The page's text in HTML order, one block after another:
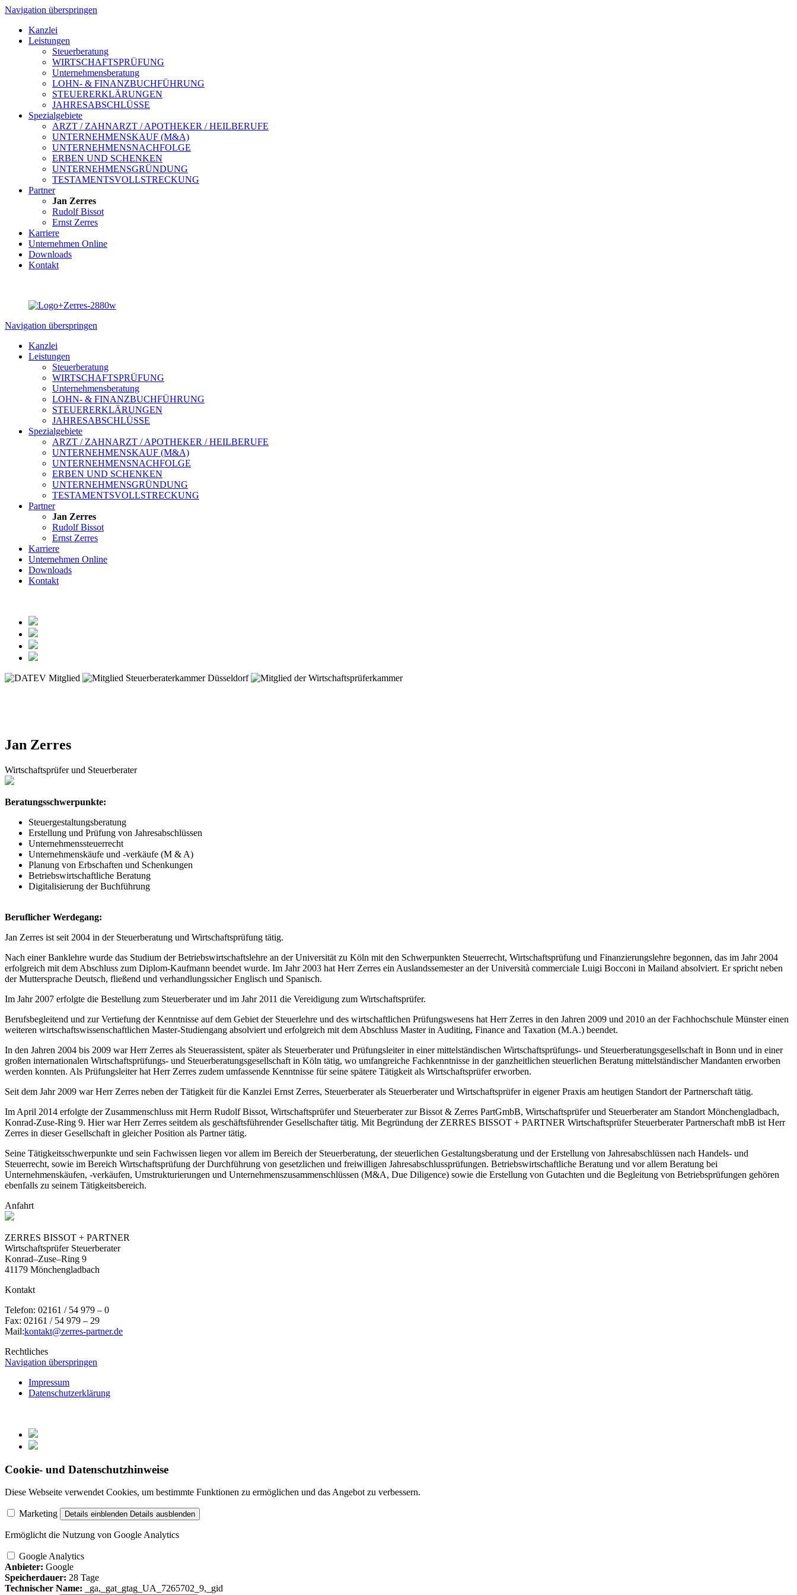
Navigation überspringen
Kanzlei
Leistungen
Steuerberatung
WIRTSCHAFTSPRÜFUNG
Unternehmensberatung
LOHN- & FINANZBUCHFÜHRUNG
STEUERERKLÄRUNGEN
JAHRESABSCHLÜSSE
Spezialgebiete
ARZT / ZAHNARZT / APOTHEKER / HEILBERUFE
UNTERNEHMENSKAUF (M&A)
UNTERNEHMENS­NACHFOLGE
ERBEN UND SCHENKEN
UNTERNEHMENS­GRÜNDUNG
TESTAMENTS­VOLLSTRECKUNG
Partner
Jan Zerres
Rudolf Bissot
Ernst Zerres
Karriere
Unternehmen Online
Downloads
Kontakt
Navigation überspringen
Kanzlei
Leistungen
Steuerberatung
WIRTSCHAFTSPRÜFUNG
Unternehmensberatung
LOHN- & FINANZBUCHFÜHRUNG
STEUERERKLÄRUNGEN
JAHRESABSCHLÜSSE
Spezialgebiete
ARZT / ZAHNARZT / APOTHEKER / HEILBERUFE
UNTERNEHMENSKAUF (M&A)
UNTERNEHMENS­NACHFOLGE
ERBEN UND SCHENKEN
UNTERNEHMENS­GRÜNDUNG
TESTAMENTS­VOLLSTRECKUNG
Partner
Jan Zerres
Rudolf Bissot
Ernst Zerres
Karriere
Unternehmen Online
Downloads
Kontakt
Jan Zerres
Wirtschaftsprüfer und Steuerberater
Beratungsschwerpunkte:
Steuergestaltungsberatung
Erstellung und Prüfung von Jahresabschlüssen
Unternehmenssteuerrecht
Unternehmenskäufe und -verkäufe (M & A)
Planung von Erbschaften und Schenkungen
Betriebswirtschaftliche Beratung
Digitalisierung der Buchführung
Beruflicher Werdegang:
Jan Zerres ist seit 2004 in der Steuerberatung und Wirtschaftsprüfung tätig.
Nach einer Banklehre wurde das Studium der Betriebswirtschaftslehre an der Universität zu Köln mit den Schwerpunkten Steuerrecht, Wirtschaftsprüfung und Finanzierungslehre begonnen, das im Jahr 2004
erfolgreich mit dem Abschluss zum Diplom-Kaufmann beendet wurde. Im Jahr 2003 hat Herr Zerres ein Auslandssemester an der Università commerciale Luigi Bocconi in Mailand absolviert. Er spricht neben
der Muttersprache Deutsch, fließend und verhandlungssicher Englisch und Spanisch.
Im Jahr 2007 erfolgte die Bestellung zum Steuerberater und im Jahr 2011 die Vereidigung zum Wirtschaftsprüfer.
Berufsbegleitend und zur Vertiefung der Kenntnisse auf dem Gebiet der Steuerlehre und des wirtschaftlichen Prüfungswesens hat Herr Zerres in den Jahren 2009 und 2010 an der Fachhochschule Münster einen
weiteren wirtschaftswissenschaftlichen Master-Studiengang absolviert und erfolgreich mit dem Abschluss Master in Auditing, Finance and Taxation (M.A.) beendet.
In den Jahren 2004 bis 2009 war Herr Zerres als Steuerassistent, später als Steuerberater und Prüfungsleiter in einer mittelständischen Wirtschaftsprüfungs- und Steuerberatungsgesellschaft in Bonn und in einer
großen internationalen Wirtschaftsprüfungs- und Steuerberatungsgesellschaft in Köln tätig, wo umfangreiche Fachkenntnisse in der ganzheitlichen steuerlichen Beratung mittelständischer Mandanten erworben
werden konnten. Als Prüfungsleiter hat Herr Zerres zudem umfassende Kenntnisse für seine spätere Tätigkeit als Wirtschaftsprüfer erworben.
Seit dem Jahr 2009 war Herr Zerres neben der Tätigkeit für die Kanzlei Ernst Zerres, Steuerberater als Steuerberater und Wirtschaftsprüfer in eigener Praxis am heutigen Standort der Partnerschaft tätig.
Im April 2014 erfolgte der Zusammenschluss mit Herrn Rudolf Bissot, Wirtschaftsprüfer und Steuerberater zur Bissot & Zerres PartGmbB, Wirtschaftsprüfer und Steuerberater am Standort Mönchengladbach,
Konrad-Zuse-Ring 9. Hier war Herr Zerres seitdem als geschäftsführender Gesellschafter tätig. Mit Begründung der ZERRES BISSOT + PARTNER Wirtschaftsprüfer Steuerberater Partnerschaft mbB ist Herr
Zerres in dieser Gesellschaft in gleicher Position als Partner tätig.
Seine Tätigkeitsschwerpunkte und sein Fachwissen liegen vor allem im Bereich der Steuerberatung, der steuerlichen Gestaltungsberatung und der Erstellung von Jahresabschlüssen nach Handels- und
Steuerrecht, sowie im Bereich Wirtschaftsprüfung der Durchführung von gesetzlichen und freiwilligen Jahresabschlussprüfungen. Betriebswirtschaftliche Beratung und vor allem Beratung bei
Unternehmenskäufen, -verkäufen, Umstrukturierungen und Unternehmenszusammenschlüssen (M&A, Due Diligence) sowie die Erstellung von Gutachten und die Begleitung von Betriebsprüfungen gehören
ebenfalls zu seinem Tätigkeitsbereich.
Anfahrt
ZERRES BISSOT + PARTNER
Wirtschaftsprüfer Steuerberater
Konrad–Zuse–Ring 9
41179 Mönchengladbach
Kontakt
Telefon: 02161 / 54 979 – 0
Fax: 02161 / 54 979 – 29
Mail:kontakt@zerres-partner.de
Rechtliches
Navigation überspringen
Impressum
Datenschutzerklärung
Cookie- und Datenschutzhinweise
Diese Webseite verwendet Cookies, um bestimmte Funktionen zu ermöglichen und das Angebot zu verbessern.
Marketing Details einblenden Details ausblenden
Ermöglicht die Nutzung von Google Analytics
Google Analytics
Anbieter: Google
Speicherdauer: 28 Tage
Technischer Name: _ga,_gat_gtag_UA_7265702_9,_gid